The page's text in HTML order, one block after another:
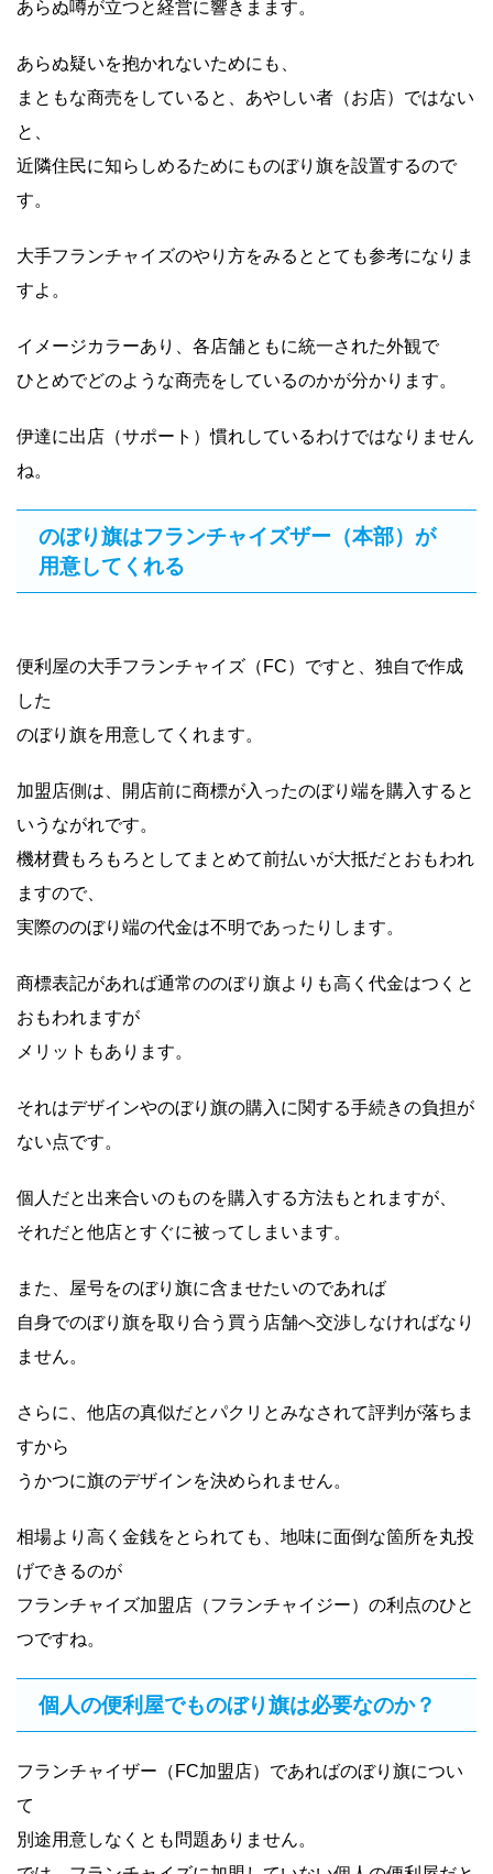
あらぬ噂が立つと経営に響きまます。
あらぬ疑いを抱かれないためにも、
まともな商売をしていると、あやしい者（お店）ではない
と、
近隣住民に知らしめるためにものぼり旗を設置するので
す。
大手フランチャイズのやり方をみるととても参考になりま
すよ。
イメージカラーあり、各店舗ともに統一された外観で
ひとめでどのような商売をしているのかが分かります。
伊達に出店（サポート）慣れしているわけではなりません
ね。
のぼり旗はフランチャイズザー（本部）が
用意してくれる
便利屋の大手フランチャイズ（FC）ですと、独自で作成
した
のぼり旗を用意してくれます。
加盟店側は、開店前に商標が入ったのぼり端を購入すると
いうながれです。
機材費もろもろとしてまとめて前払いが大抵だとおもわれ
ますので、
実際ののぼり端の代金は不明であったりします。
商標表記があれば通常ののぼり旗よりも高く代金はつくと
おもわれますが
メリットもあります。
それはデザインやのぼり旗の購入に関する手続きの負担が
ない点です。
個人だと出来合いのものを購入する方法もとれますが、
それだと他店とすぐに被ってしまいます。
また、屋号をのぼり旗に含ませたいのであれば
自身でのぼり旗を取り合う買う店舗へ交渉しなければなり
ません。
さらに、他店の真似だとパクリとみなされて評判が落ちま
すから
うかつに旗のデザインを決められません。
相場より高く金銭をとられても、地味に面倒な箇所を丸投
げできるのが
フランチャイズ加盟店（フランチャイジー）の利点のひと
つですね。
個人の便利屋でものぼり旗は必要なのか？
フランチャイザー（FC加盟店）であればのぼり旗につい
て
別途用意しなくとも問題ありません。